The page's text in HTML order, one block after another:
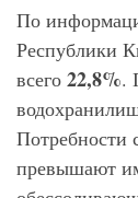
По
Республики
всего 22,8%.
Потребности
превышают